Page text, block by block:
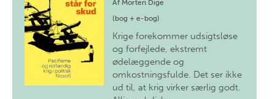
Af Morten Dige
(bog + e-bog)
Krige forekommer udsigtsløse
og forfejlede, ekstremt
ødelæggende og
omkostningsfulde. Det ser ikke
ud til, at krig virker særlig godt.